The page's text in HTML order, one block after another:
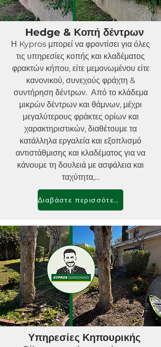
Hedge & Κοπή δέντρων
Η Kypros μπορεί να φροντίσει για όλες
τις υπηρεσίες κοπής και κλαδέματος
φρακτών κήπου, είτε μεμονωμένου είτε
κανονικού, συνεχούς φράχτη &
συντήρηση δέντρων. Από το κλάδεμα
μικρών δέντρων και θάμνων, μέχρι
μεγαλύτερους φράκτες ορίων και
χαρακτηριστικών, διαθέτουμε τα
κατάλληλα εργαλεία και εξοπλισμό
αντιστάθμισης και κλαδέματος για να
κάνουμε τη δουλειά με ασφάλεια και
ταχύτητα,…
Διαβάστε περισσότερα
Υπηρεσίες Κηπουρικής